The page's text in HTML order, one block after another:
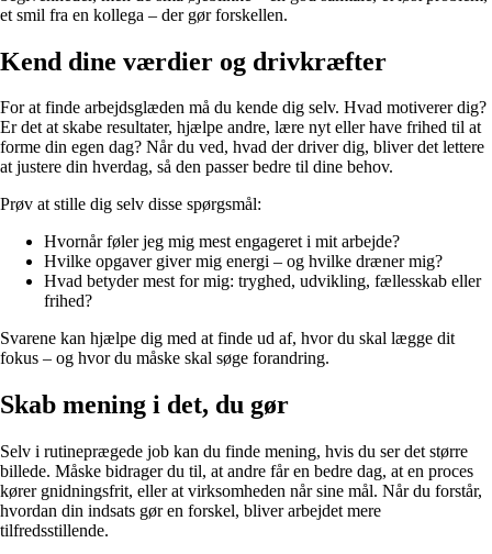
et smil fra en kollega – der gør forskellen.
Kend dine værdier og drivkræfter
For at finde arbejdsglæden må du kende dig selv. Hvad motiverer dig?
Er det at skabe resultater, hjælpe andre, lære nyt eller have frihed til at
forme din egen dag? Når du ved, hvad der driver dig, bliver det lettere
at justere din hverdag, så den passer bedre til dine behov.
Prøv at stille dig selv disse spørgsmål:
Hvornår føler jeg mig mest engageret i mit arbejde?
Hvilke opgaver giver mig energi – og hvilke dræner mig?
Hvad betyder mest for mig: tryghed, udvikling, fællesskab eller
frihed?
Svarene kan hjælpe dig med at finde ud af, hvor du skal lægge dit
fokus – og hvor du måske skal søge forandring.
Skab mening i det, du gør
Selv i rutineprægede job kan du finde mening, hvis du ser det større
billede. Måske bidrager du til, at andre får en bedre dag, at en proces
kører gnidningsfrit, eller at virksomheden når sine mål. Når du forstår,
hvordan din indsats gør en forskel, bliver arbejdet mere
tilfredsstillende.